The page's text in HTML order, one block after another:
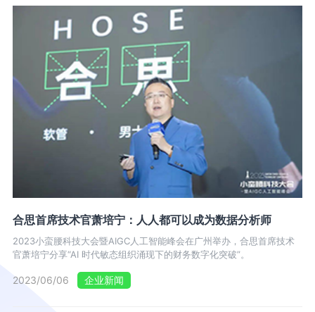
合思首席技术官萧培宁：人人都可以成为数据分析师
2023小蛮腰科技大会暨AIGC人工智能峰会在广州举办，合思首席技术
官萧培宁分享“AI 时代敏态组织涌现下的财务数字化突破”。
2023/06/06 企业新闻